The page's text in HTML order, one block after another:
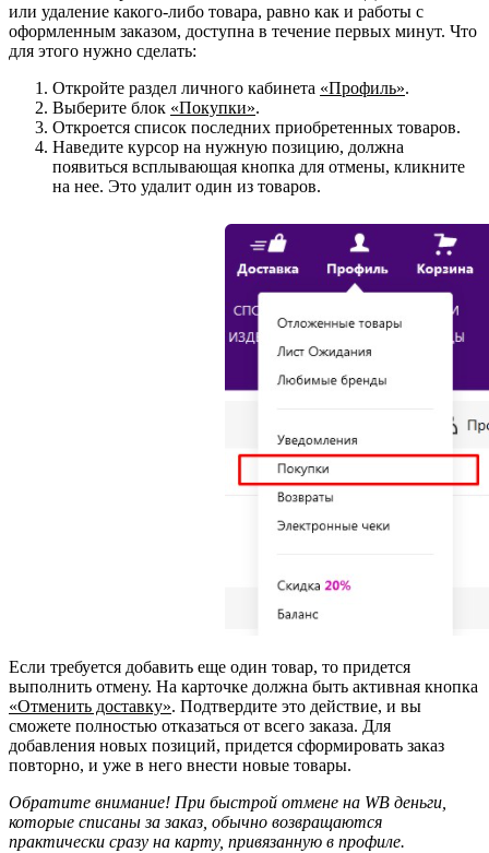
или удаление какого-либо товара, равно как и работы с
оформленным заказом, доступна в течение первых минут. Что
для этого нужно сделать:
Откройте раздел личного кабинета «Профиль».
Выберите блок «Покупки».
Откроется список последних приобретенных товаров.
Наведите курсор на нужную позицию, должна
появиться всплывающая кнопка для отмены, кликните
на нее. Это удалит один из товаров.
Если требуется добавить еще один товар, то придется
выполнить отмену. На карточке должна быть активная кнопка
«Отменить доставку». Подтвердите это действие, и вы
сможете полностью отказаться от всего заказа. Для
добавления новых позиций, придется сформировать заказ
повторно, и уже в него внести новые товары.
Обратите внимание! При быстрой отмене на WB деньги,
которые списаны за заказ, обычно возвращаются
практически сразу на карту, привязанную в профиле.